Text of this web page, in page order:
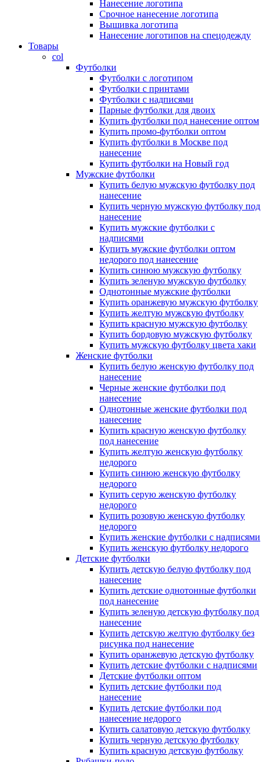
Нанесение логотипа
Срочное нанесение логотипа
Вышивка логотипа
Нанесение логотипов на спецодежду
Товары
col
Футболки
Футболки с логотипом
Футболки с принтами
Футболки с надписями
Парные футболки для двоих
Купить футболки под нанесение оптом
Купить промо-футболки оптом
Купить футболки в Москве под
нанесение
Купить футболки на Новый год
Мужские футболки
Купить белую мужскую футболку под
нанесение
Купить черную мужскую футболку под
нанесение
Купить мужские футболки с
надписями
Купить мужские футболки оптом
недорого под нанесение
Купить синюю мужскую футболку
Купить зеленую мужскую футболку
Однотонные мужские футболки
Купить оранжевую мужскую футболку
Купить желтую мужскую футболку
Купить красную мужскую футболку
Купить бордовую мужскую футболку
Купить мужскую футболку цвета хаки
Женские футболки
Купить белую женскую футболку под
нанесение
Черные женские футболки под
нанесение
Однотонные женские футболки под
нанесение
Купить красную женскую футболку
под нанесение
Купить желтую женскую футболку
недорого
Купить синюю женскую футболку
недорого
Купить серую женскую футболку
недорого
Купить розовую женскую футболку
недорого
Купить женские футболки с надписями
Купить женскую футболку недорого
Детские футболки
Купить детскую белую футболку под
нанесение
Купить детские однотонные футболки
под нанесение
Купить зеленую детскую футболку под
нанесение
Купить детскую желтую футболку без
рисунка под нанесение
Купить оранжевую детскую футболку
Купить детские футболки с надписями
Детские футболки оптом
Купить детские футболки под
нанесение
Купить детские футболки под
нанесение недорого
Купить салатовую детскую футболку
Купить черную детскую футболку
Купить красную детскую футболку